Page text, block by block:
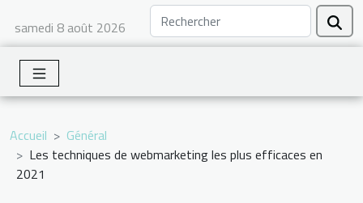
samedi 8 août 2026
Accueil
Général
Les techniques de webmarketing les plus efficaces en
2021